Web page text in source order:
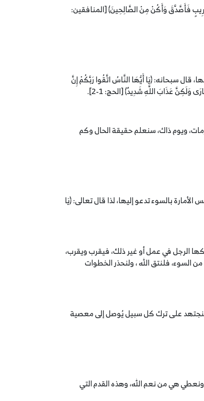
فَأَصَّدَّقَ وَأَكُنْ مِنْ الصَّالِحِينَ﴾ [المنافقين:
قال سبحانه: ﴿يَا أَيُّهَا النَّاسُ اتَّقُوا رَبَّكُمْ إِنَّ
عَذَابَ اللَّهِ شَدِيدٌ﴾ [الحج: 1-2].
ويوم ذاك، سنعلم حقيقة الحال وكم
بالسوء تدعو إليها، لذا قال تعالى: ﴿يَا
الرجل في عمل أو غير ذلك، فيقرب ويقرب،
السوء، فلنتق الله ، ولنحذر الخطوات
لنجتهد على ترك كل سبيل يُوصل إلى معصية
ونعطي هي من نعم الله، وهذه القدم التي